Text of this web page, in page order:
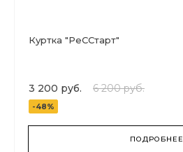
Куртка "РеССтарт"
3 200 руб. 6 200 руб.
-48%
ПОДРОБНЕЕ